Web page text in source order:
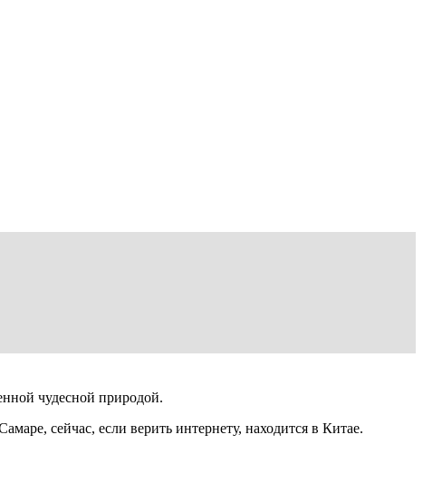
чудесной природой.
сейчас, если верить интернету, находится в Китае.